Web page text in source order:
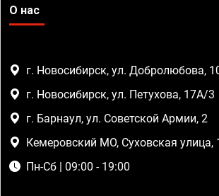
О нас
г. Новосибирск, ул. Добролюбова,
г. Новосибирск, ул. Петухова, 17А/3
г. Барнаул, ул. Советской Армии, 2
Кемеровский МО, Суховская улица,
Пн-Сб | 09:00 - 19:00